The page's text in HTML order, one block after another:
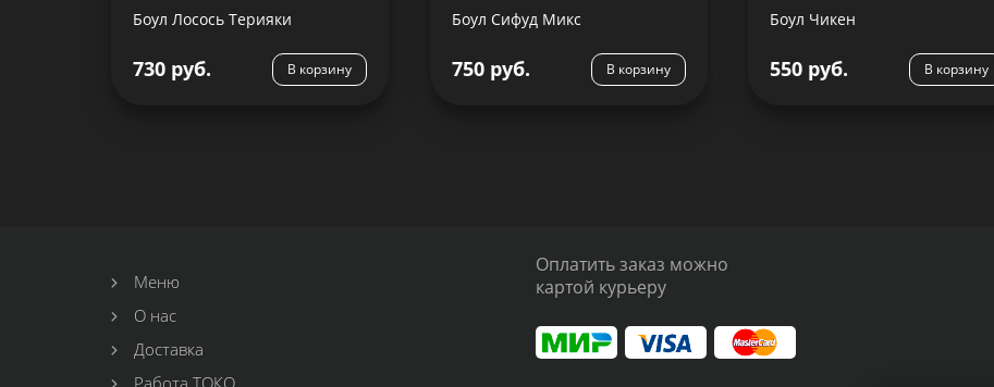
Боул Лосось Терияки
730 руб. В корзину
Подробнее
Боул Сифуд Микс
750 руб. В корзину
Подробнее
Боул Чикен
550 руб. В корзину
Подробнее
Меню
О нас
Доставка
Работа ТОКО
Оплатить заказ можно
картой курьеру